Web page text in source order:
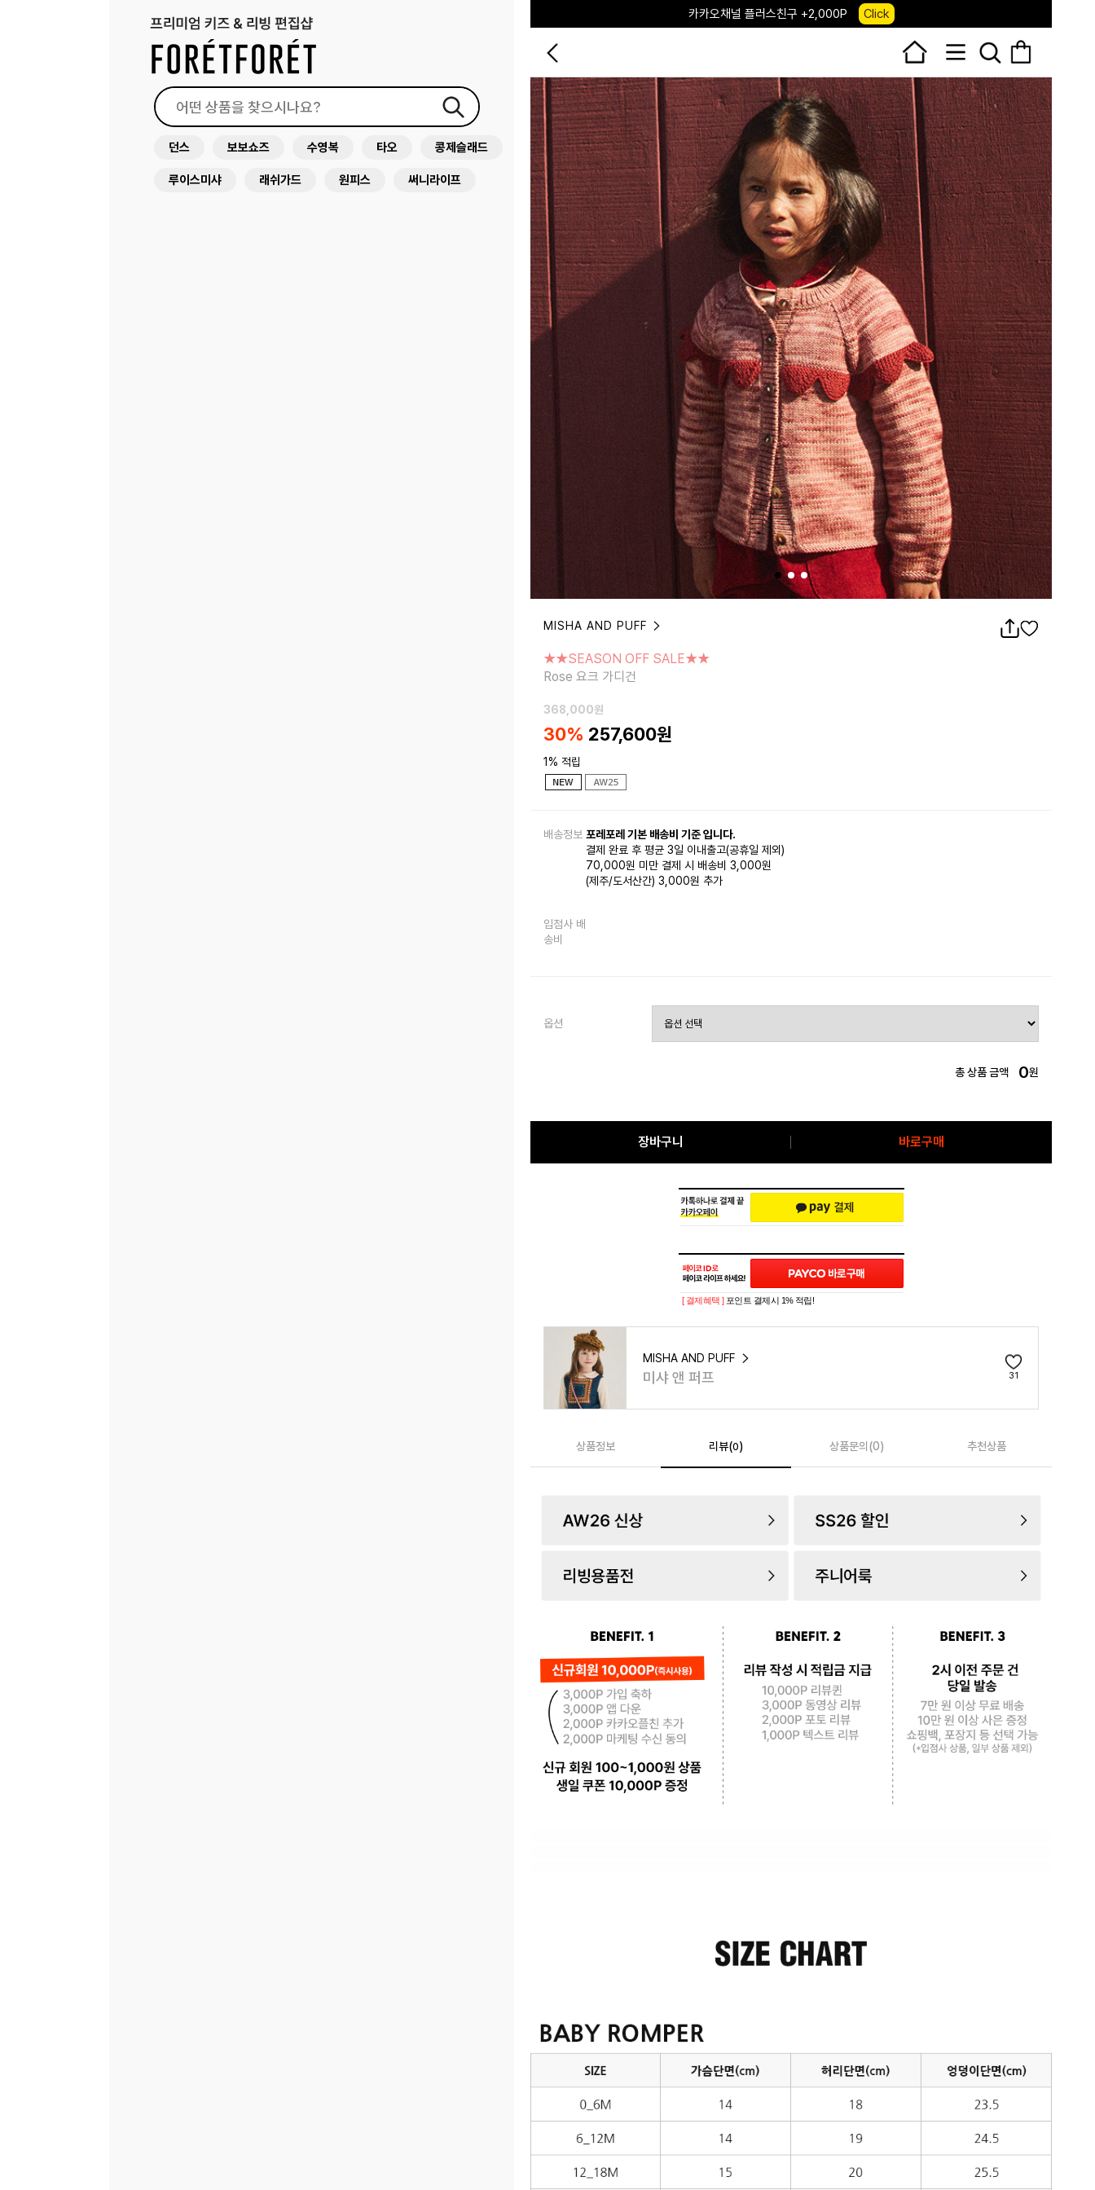
포레포레 앱 다운로드 +3,000P
Down
Click
MISHA AND PUFF
Rose 요크 가디건
★★SEASON OFF SALE★★
Rose 요크 가디건
368,000원
30% 257,600원
1% 적립
배송정보 포레포레 기본 배송비 기준 입니다.
결제 완료 후 평균 3일 이내출고(공휴일 제외)
70,000원 미만 결제 시 배송비 3,000원
(제주/도서산간) 3,000원 추가
입점사 배
송비
옵션
총 상품 금액 0원
장바구니 바로구매
페이코 ID로 페
PAYCO 바로구매
[ 결제혜택 ] 포인트 결제시 1% 적립!
MISHA AND PUFF
미샤 앤 퍼프 31
상품정보 리뷰(0) 상품문의(0) 추천상품
던스 보보쇼즈 수영복 타오 콩제슬래드
루이스미샤 래쉬가드 원피스 써니라이프